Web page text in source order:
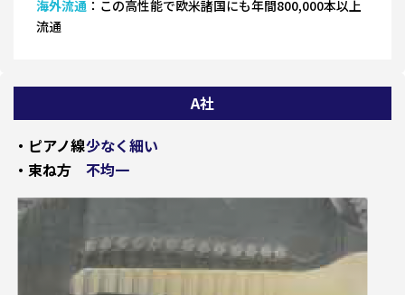
海外流通 ：この高性能で欧米諸国にも年間800,000本以上
流通
A社
・ピアノ線少なく細い
・束ね方
不均一